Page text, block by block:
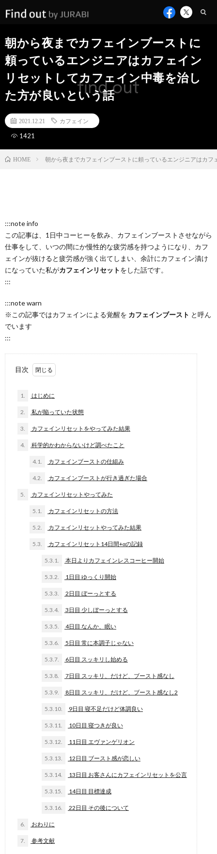
朝から夜までカフェインブーストに
頼っているエンジニアはカフェイン
リセットしてカフェイン中毒を治し
た方が良いという話
2021.12.21 カフェイン
1421
HOME 朝から夜までカフェインブーストに頼っているエンジニアはカ
:::note info
この記事は、1日中コーヒーを飲み、カフェインブーストさせながら
仕事をして、いつの間にか慢性的な疲労感を持つようになり、カフ
ェインが抜けると疲労感が強く出てしまい、余計にカフェイン漬け
になっていた私がカフェインリセットをした話です。
:::
:::note warn
※この記事ではカフェインによる覚醒を カフェインブースト と呼ん
でいます
:::
目次
1. はじめに
2. 私が陥っていた状態
3. カフェインリセットをやってみた結果
4. 科学的かわからないけど調べたこと
4.1. カフェインブーストの仕組み
4.2. カフェインブーストが行き過ぎた場合
5. カフェインリセットやってみた
5.1. カフェインリセットの方法
5.2. カフェインリセットやってみた結果
5.3. カフェインリセット14日間+αの記録
5.3.1. 本日よりカフェインレスコーヒー開始
5.3.2. 1日目 ゆっくり開始
5.3.3. 2日目 ぼーっとする
5.3.4. 3日目 少しぼーっとする
5.3.5. 4日目 なんか、眠い
5.3.6. 5日目 常に本調子じゃない
5.3.7. 6日目 スッキリし始める
5.3.8. 7日目 スッキリ、だけど、ブースト感なし
5.3.9. 8日目 スッキリ、だけど、ブースト感なし2
5.3.10. 9日目 寝不足だけど体調良い
5.3.11. 10日目 寝つきが良い
5.3.12. 11日目 エヴァンゲリオン
5.3.13. 12日目 ブースト感が恋しい
5.3.14. 13日目 お客さんにカフェインリセットを公言
5.3.15. 14日目 目標達成
5.3.16. 22日目 その後について
6. おわりに
7. 参考文献